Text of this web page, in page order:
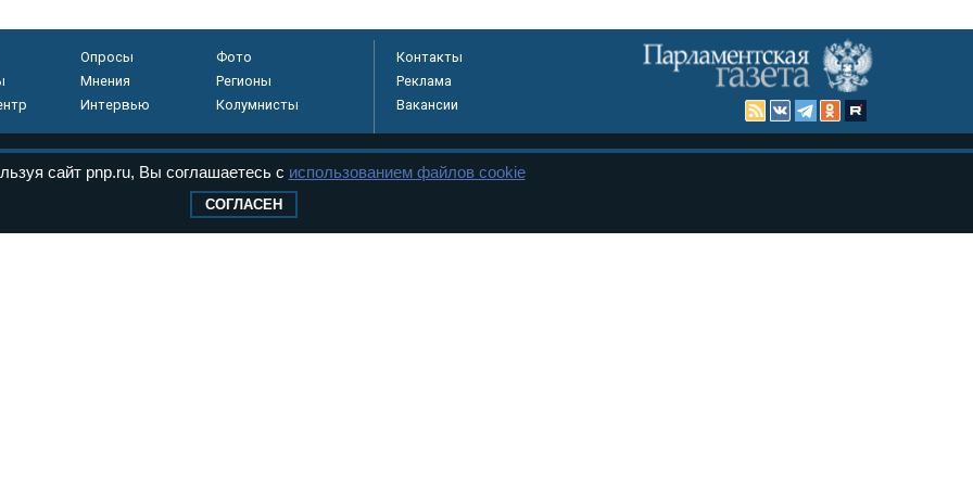
Опросы
Фото
Мнения
Регионы
Интервью Колумнисты
Контакты
Реклама
Вакансии
сайт pnp.ru, Вы соглашаетесь с использованием файлов cookie
СОГЛАСЕН